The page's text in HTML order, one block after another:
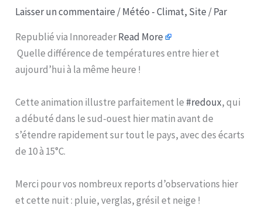
Laisser un commentaire /Météo - Climat, Site / Par
Republié via InnoreaderRead More
Quelle différence de températures entre hier et
aujourd’hui à la même heure !
Cette animation illustre parfaitement le #redoux, qui
a débuté dans le sud-ouest hier matin avant de
s’étendre rapidement sur tout le pays, avec des écarts
de 10 à 15°C.
Merci pour vos nombreux reports d’observations hier
et cette nuit : pluie, verglas, grésil et neige !